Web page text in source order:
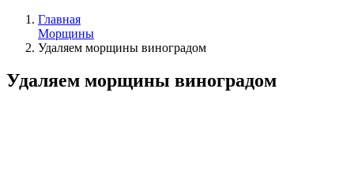
Главная
Морщины
Удаляем морщины виноградом
Удаляем морщины виноградом